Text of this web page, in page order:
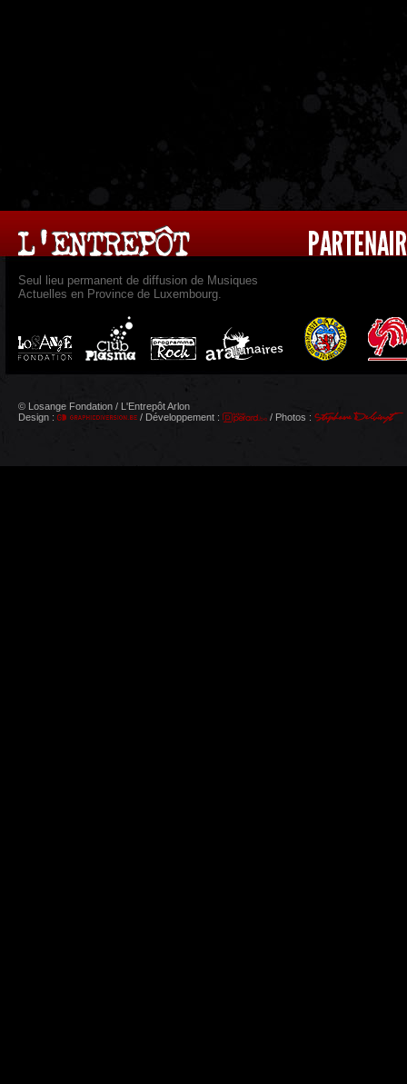
Seul lieu permanent de diffusion de Musiques
Actuelles en Province de Luxembourg.
© Losange Fondation / L'Entrepôt Arlon
Design :
/ Développement : / Photos :